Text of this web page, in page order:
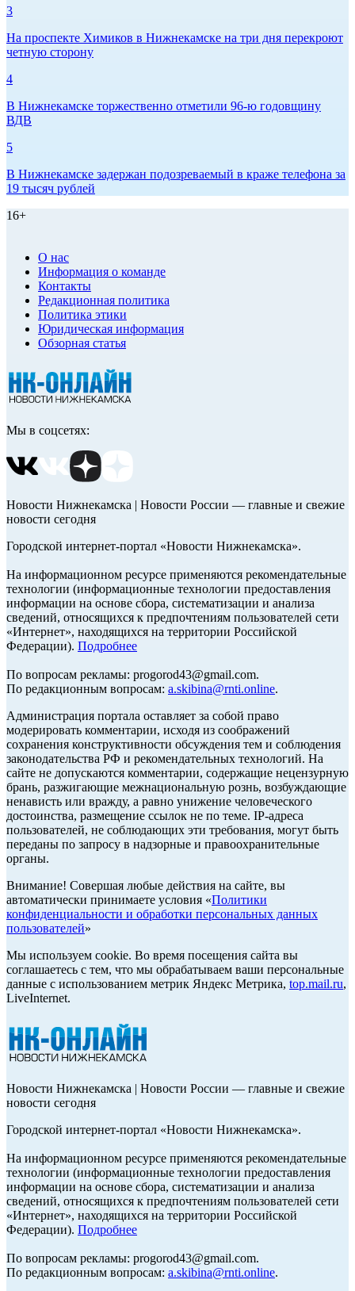
3
На проспекте Химиков в Нижнекамске на три дня перекроют
четную сторону
4
В Нижнекамске торжественно отметили 96-ю годовщину
ВДВ
5
В Нижнекамске задержан подозреваемый в краже телефона за
19 тысяч рублей
16+
О нас
Информация о команде
Контакты
Редакционная политика
Политика этики
Юридическая информация
Обзорная статья
Мы в соцсетях:
Новости Нижнекамска | Новости России — главные и свежие
новости сегодня
Городской интернет-портал «Новости Нижнекамска».
На информационном ресурсе применяются рекомендательные
технологии (информационные технологии предоставления
информации на основе сбора, систематизации и анализа
сведений, относящихся к предпочтениям пользователей сети
«Интернет», находящихся на территории Российской
Федерации). Подробнее
По вопросам рекламы: progorod43@gmail.com.
По редакционным вопросам: a.skibina@rnti.online.
Администрация портала оставляет за собой право
модерировать комментарии, исходя из соображений
сохранения конструктивности обсуждения тем и соблюдения
законодательства РФ и рекомендательных технологий. На
сайте не допускаются комментарии, содержащие нецензурную
брань, разжигающие межнациональную рознь, возбуждающие
ненависть или вражду, а равно унижение человеческого
достоинства, размещение ссылок не по теме. IP-адреса
пользователей, не соблюдающих эти требования, могут быть
переданы по запросу в надзорные и правоохранительные
органы.
Внимание! Совершая любые действия на сайте, вы
автоматически принимаете условия «Политики
конфиденциальности и обработки персональных данных
пользователей»
Мы используем cookie. Во время посещения сайта вы
соглашаетесь с тем, что мы обрабатываем ваши персональные
данные с использованием метрик Яндекс Метрика, top.mail.ru,
LiveInternet.
Новости Нижнекамска | Новости России — главные и свежие
новости сегодня
Городской интернет-портал «Новости Нижнекамска».
На информационном ресурсе применяются рекомендательные
технологии (информационные технологии предоставления
информации на основе сбора, систематизации и анализа
сведений, относящихся к предпочтениям пользователей сети
«Интернет», находящихся на территории Российской
Федерации). Подробнее
По вопросам рекламы: progorod43@gmail.com.
По редакционным вопросам: a.skibina@rnti.online.